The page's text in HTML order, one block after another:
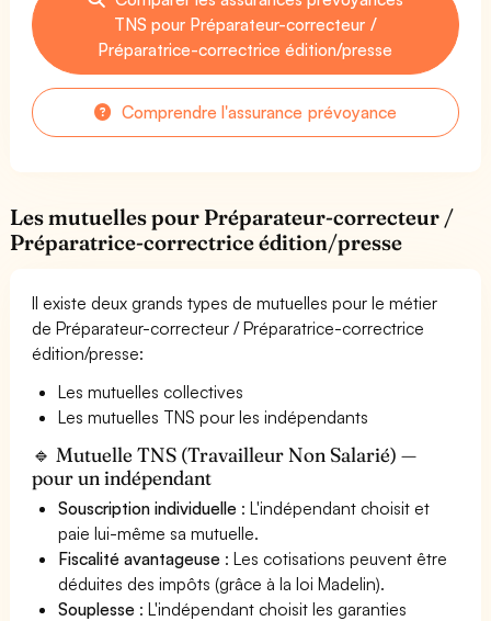
TNS pour Préparateur-correcteur /
Préparatrice-correctrice édition/presse
Comprendre l'assurance prévoyance
Les mutuelles pour Préparateur-correcteur /
Préparatrice-correctrice édition/presse
Il existe deux grands types de mutuelles pour le métier
de Préparateur-correcteur / Préparatrice-correctrice
édition/presse:
Les mutuelles collectives
Les mutuelles TNS pour les indépendants
🔹 Mutuelle TNS (Travailleur Non Salarié) —
pour un indépendant
Souscription individuelle : L'indépendant choisit et
paie lui-même sa mutuelle.
Fiscalité avantageuse : Les cotisations peuvent être
déduites des impôts (grâce à la loi Madelin).
Souplesse : L'indépendant choisit les garanties